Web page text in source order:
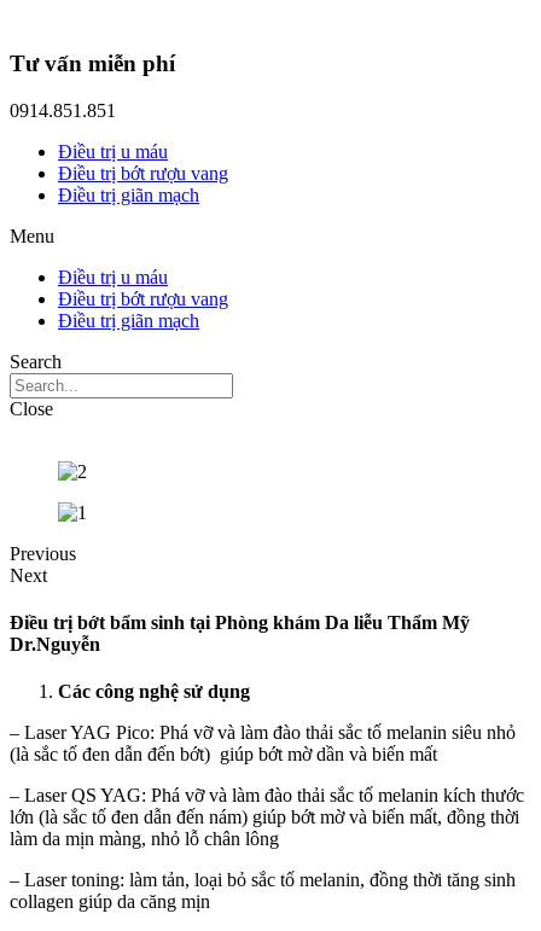
Tư vấn miễn phí
0914.851.851
Điều trị u máu
Điều trị bớt rượu vang
Điều trị giãn mạch
Menu
Điều trị u máu
Điều trị bớt rượu vang
Điều trị giãn mạch
Search
Close
Previous
Next
Điều trị bớt bẩm sinh tại Phòng khám Da liễu Thẩm Mỹ
Dr.Nguyễn
Các công nghệ sử dụng
– Laser YAG Pico: Phá vỡ và làm đào thải sắc tố melanin siêu nhỏ
(là sắc tố đen dẫn đến bớt) giúp bớt mờ dần và biến mất
– Laser QS YAG: Phá vỡ và làm đào thải sắc tố melanin kích thước
lớn (là sắc tố đen dẫn đến nám) giúp bớt mờ và biến mất, đồng thời
làm da mịn màng, nhỏ lỗ chân lông
– Laser toning: làm tản, loại bỏ sắc tố melanin, đồng thời tăng sinh
collagen giúp da căng mịn